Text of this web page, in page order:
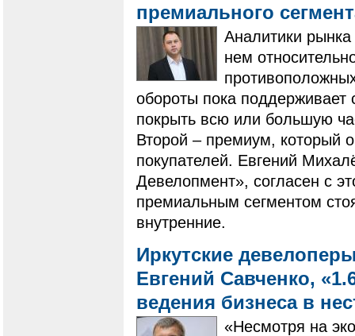
премиального
Аналитики
нем
обороты пока
покрыть всю или большую
Второй – премиум, который
покупателей. Евгений
Девелопмент», согласен с
премиальным сегментом
внутренние.
Иркутские
Евгений Савченко,
ведения бизнеса в
«Несмотря на